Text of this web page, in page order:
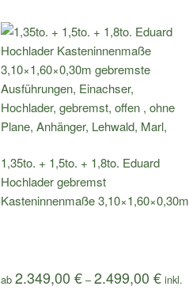
1,35to. + 1,5to. + 1,8to. Eduard
Hochlader gebremst
Kasteninnenmaße 3,10×1,60×0,30m
ab 2.349,00 €– 2.499,00 €